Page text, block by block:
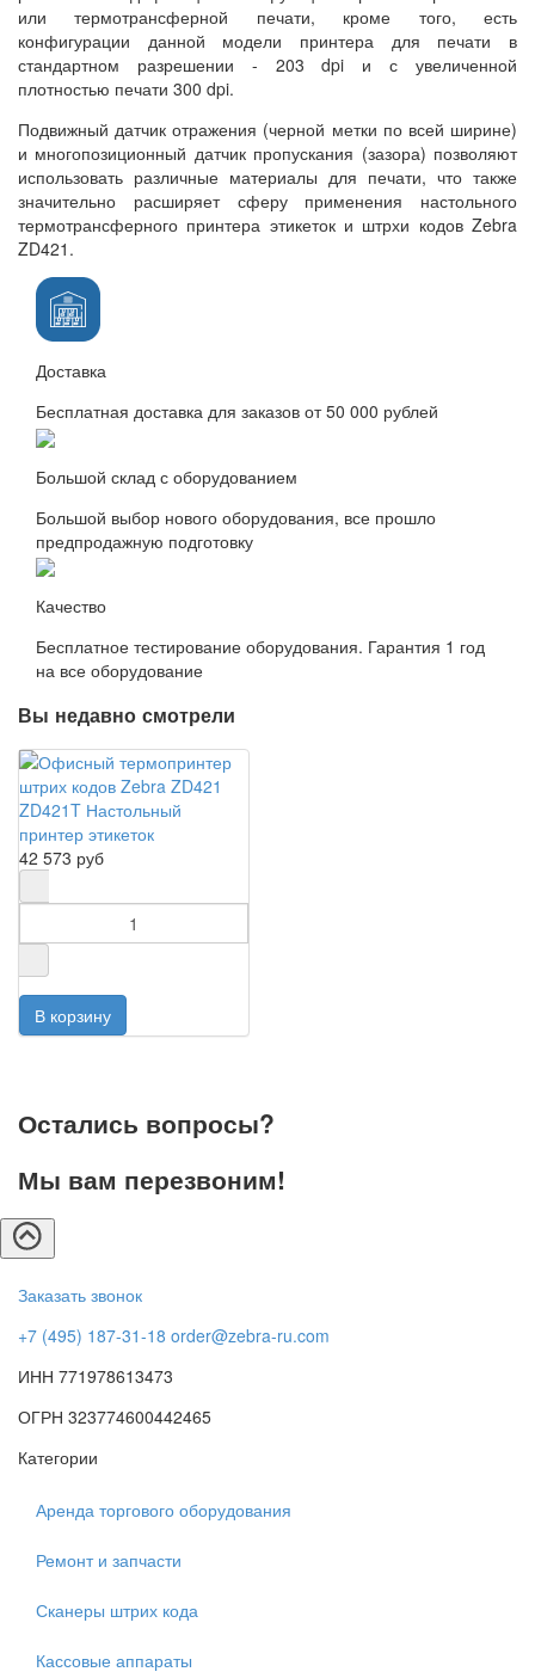
или термотрансферной печати, кроме того, есть
конфигурации данной модели принтера для печати в
стандартном разрешении - 203 dpi и с увеличенной
плотностью печати 300 dpi.
Подвижный датчик отражения (черной метки по всей ширине)
и многопозиционный датчик пропускания (зазора) позволяют
использовать различные материалы для печати, что также
значительно расширяет сферу применения настольного
термотрансферного принтера этикеток и штрхи кодов Zebra
ZD421.
Доставка
Бесплатная доставка для заказов от 50 000 рублей
Большой склад с оборудованием
Большой выбор нового оборудования, все прошло
предпродажную подготовку
Качество
Бесплатное тестирование оборудования. Гарантия 1 год
на все оборудование
Вы недавно смотрели
ZD421T Настольный
принтер этикеток
42 573 руб
Остались вопросы?
Мы вам перезвоним!
Заказать звонок
+7 (495) 187-31-18 order@zebra-ru.com
ИНН 771978613473
ОГРН 323774600442465
Категории
Аренда торгового оборудования
Ремонт и запчасти
Сканеры штрих кода
Кассовые аппараты